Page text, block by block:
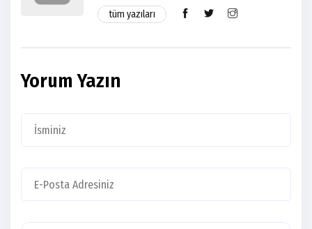
tüm yazıları
Yorum Yazın